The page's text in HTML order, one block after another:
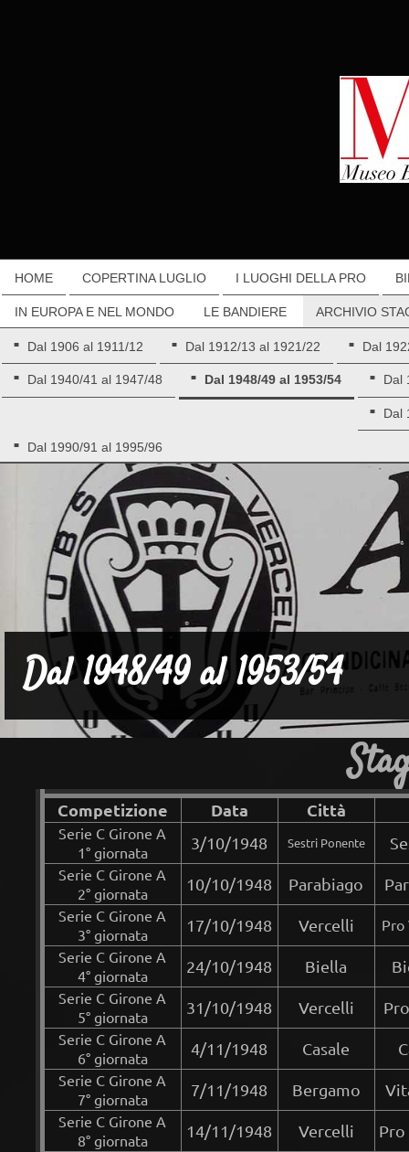
HOME COPERTINA LUGLIO I LUOGHI DELLA PRO
IN EUROPA E NEL MONDO LE BANDIERE ARCHIVIO
Dal 1906 al 1911/12 Dal 1912/13 al 1921/22 Dal
Dal 1940/41 al 1947/48 Dal 1948/49 al 1953/54 Dal
Dal
Dal 1990/91 al 1995/96
Dal 1948/49 al 1953/54
Competizione Data Città
Serie C Girone A
1° giornata
3/10/1948 Sestri Ponente
Serie C Girone A
2° giornata
10/10/1948 Parabiago
Serie C Girone A
3° giornata
17/10/1948 Vercelli
Pro
Serie C Girone A
4° giornata
24/10/1948 Biella
Serie C Girone A
5° giornata
31/10/1948 Vercelli
Serie C Girone A
6° giornata
4/11/1948 Casale
Serie C Girone A
7° giornata
7/11/1948 Bergamo
Serie C Girone A
8° giornata
14/11/1948 Vercelli Pro